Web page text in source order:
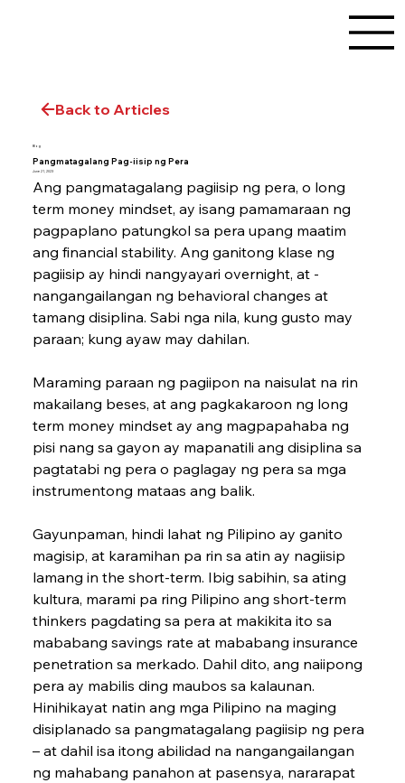
Back to Articles
Blog
Pangmatagalang Pag-iisip ng Pera
June 21, 2023
Ang pangmatagalang pagiisip ng pera, o long
term money mindset, ay isang pamamaraan ng
pagpaplano patungkol sa pera upang maatim
ang ­financial stability. Ang ganitong klase ng
pagiisip ay hindi nangyayari overnight, at ­
nangangailangan ng behavioral changes at
tamang disiplina. Sabi nga nila, kung gusto may
paraan; kung ayaw may dahilan.
Maraming paraan ng pagiipon na naisulat na rin
makailang beses, at ang pagkakaroon ng long
term money mindset ay ang magpapahaba ng
pisi nang sa gayon ay mapanatili ang disiplina sa
pagtatabi ng pera o paglagay ng pera sa mga
instrumentong mataas ang balik.
Gayunpaman, hindi lahat ng Pilipino ay ga­nito
magisip, at karamihan pa rin sa atin ay nagiisip
lamang in the short-term. Ibig sabihin, sa ating
kultura, marami pa ring Pilipino ang short-term
thinkers pagdating sa pera at makikita ito sa
mababang savings rate at mababang insurance
penetration sa merkado. Dahil dito, ang naiipong
pera ay mabilis ding maubos sa kalaunan.
Hinihikayat natin ang mga Pilipino na maging
disiplanado sa pangmatagalang pagiisip ng pera
– at dahil isa itong abilidad na na­ngangailangan
ng mahabang panahon at pasensya, nararapat